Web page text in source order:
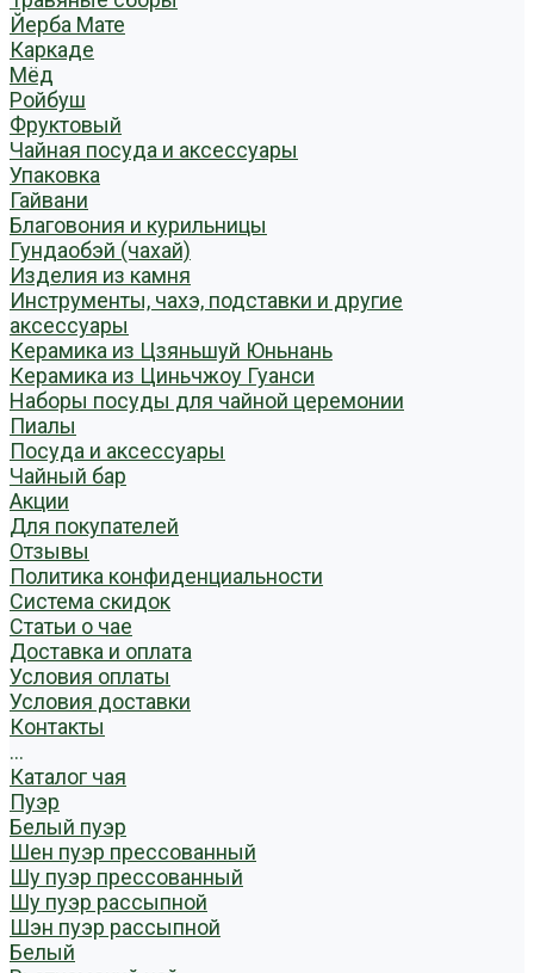
Йерба Мате
Каркаде
Мёд
Ройбуш
Фруктовый
Чайная посуда и аксессуары
Упаковка
Гайвани
Благовония и курильницы
Гундаобэй (чахай)
Изделия из камня
Инструменты, чахэ, подставки и другие
аксессуары
Керамика из Цзяньшуй Юньнань
Керамика из Циньчжоу Гуанси
Наборы посуды для чайной церемонии
Пиалы
Посуда и аксессуары
Чайный бар
Акции
Для покупателей
Отзывы
Политика конфиденциальности
Система скидок
Статьи о чае
Доставка и оплата
Условия оплаты
Условия доставки
Контакты
...
Каталог чая
Пуэр
Белый пуэр
Шен пуэр прессованный
Шу пуэр прессованный
Шу пуэр рассыпной
Шэн пуэр рассыпной
Белый